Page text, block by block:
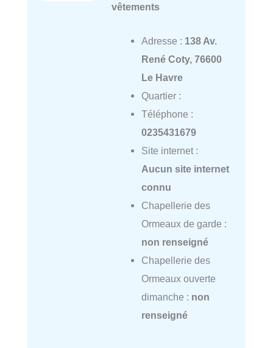
vêtements
Adresse : 138 Av.
René Coty, 76600
Le Havre
Quartier :
Téléphone :
0235431679
Site internet :
Aucun site internet
connu
Chapellerie des
Ormeaux de garde :
non renseigné
Chapellerie des
Ormeaux ouverte
dimanche : non
renseigné